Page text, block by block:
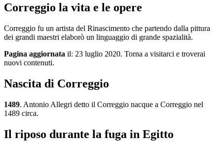
Correggio la vita e le opere
Correggio fu un artista del Rinascimento che partendo dalla pittura
dei grandi maestri elaborò un linguaggio di grande spazialità.
Pagina aggiornata il: 23 luglio 2020. Torna a visitarci e troverai
nuovi contenuti.
Nascita di Correggio
1489. Antonio Allegri detto il Correggio nacque a Correggio nel
1489 circa.
Il riposo durante la fuga in Egitto